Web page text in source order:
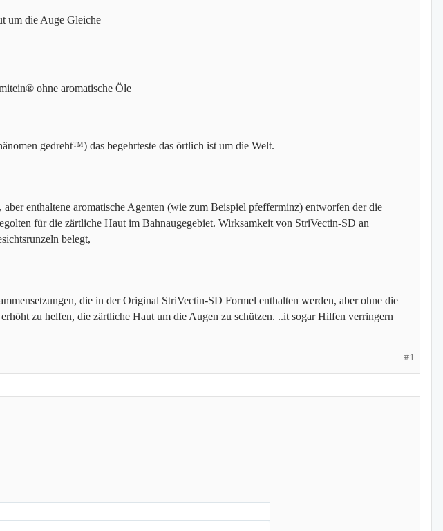
um die Auge Gleiche
ohne aromatische Öle
gedreht™) das begehrteste das örtlich ist um die Welt.
enthaltene aromatische Agenten (wie zum Beispiel pfefferminz) entworfen der die
für die zärtliche Haut im Bahnaugegebiet. Wirksamkeit von StriVectin-SD an
belegt,
die in der Original StriVectin-SD Formel enthalten werden, aber ohne die
zu helfen, die zärtliche Haut um die Augen zu schützen. ..it sogar Hilfen verringern
#1